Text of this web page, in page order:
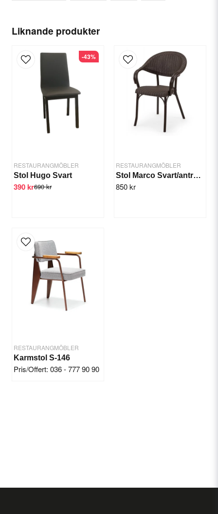
Liknande produkter
RESTAURANGMÖBLER
Stol Hugo Svart
690 kr
390 kr
-43%
RESTAURANGMÖBLER
Stol Marco Svart/antracit
850 kr
RESTAURANGMÖBLER
Karmstol S-146
Pris/Offert: 036 - 777 90 90
Ditt namn
email
E-postadress
Ja, ni får publicera min fråga